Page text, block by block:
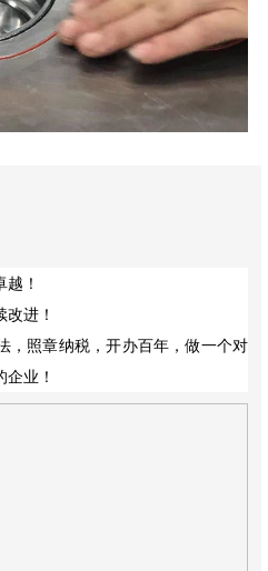
！
进！
，照章纳税，开办百年，做一个对
业！